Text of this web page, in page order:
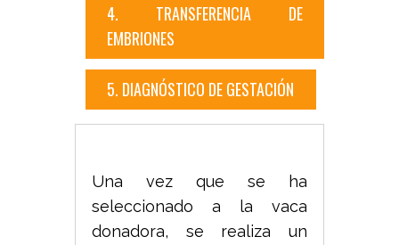
4. TRANSFERENCIA DE
EMBRIONES
5. DIAGNÓSTICO DE GESTACIÓN
Una vez que se ha
seleccionado a la vaca
donadora, se realiza un